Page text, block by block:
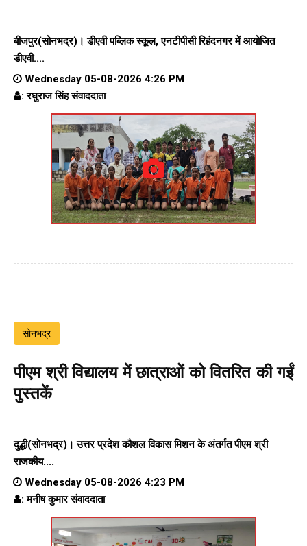
बीजपुर(सोनभद्र)। डीएवी पब्लिक स्कूल, एनटीपीसी रिहंदनगर में आयोजित
डीएवी....
Wednesday 05-08-2026 4:26 PM
: रघुराज सिंह संवाददाता
सोनभद्र
पीएम श्री विद्यालय में छात्राओं को वितरित की गईं
पुस्तकें
दुद्धी(सोनभद्र)। उत्तर प्रदेश कौशल विकास मिशन के अंतर्गत पीएम श्री
राजकीय....
Wednesday 05-08-2026 4:23 PM
: मनीष कुमार संवाददाता